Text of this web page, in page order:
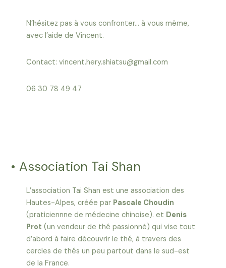
N’hésitez pas à vous confronter… à vous même,
avec l’aide de Vincent.
Contact: vincent.hery.shiatsu@gmail.com
06 30 78 49 47
• Association Tai Shan
L’association Tai Shan est une association des
Hautes-Alpes, créée par Pascale Choudin
(praticiennne de médecine chinoise). et Denis
Prot (un vendeur de thé passionné) qui vise tout
d’abord à faire découvrir le thé, à travers des
cercles de thés un peu partout dans le sud-est
de la France.